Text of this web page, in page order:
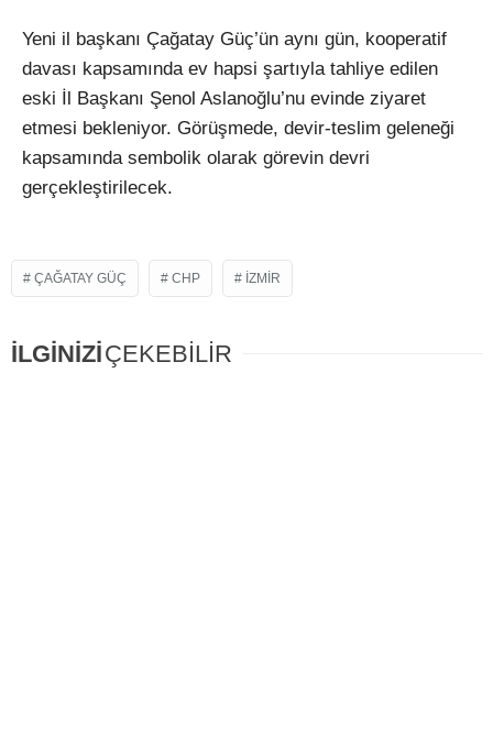
Yeni il başkanı Çağatay Güç’ün aynı gün, kooperatif
davası kapsamında ev hapsi şartıyla tahliye edilen
eski İl Başkanı Şenol Aslanoğlu’nu evinde ziyaret
etmesi bekleniyor. Görüşmede, devir-teslim geleneği
kapsamında sembolik olarak görevin devri
gerçekleştirilecek.
ÇAĞATAY GÜÇ CHP IZMIR
İLGİNİZİÇEKEBİLİR